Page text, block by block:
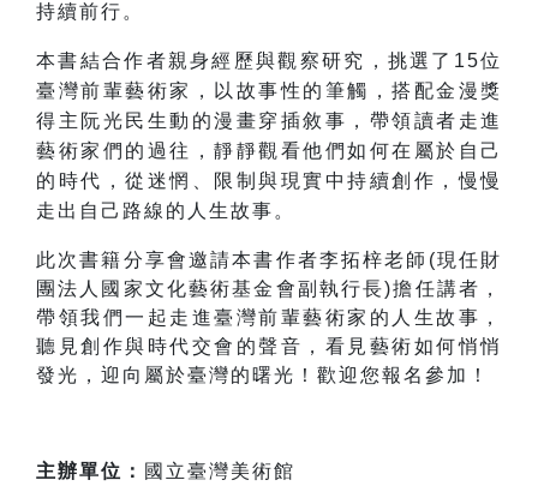
持續前行。
本書結合作者親身經歷與觀察研究，挑選了15位
臺灣前輩藝術家，以故事性的筆觸，搭配金漫獎
得主阮光民生動的漫畫穿插敘事，帶領讀者走進
藝術家們的過往，靜靜觀看他們如何在屬於自己
的時代，從迷惘、限制與現實中持續創作，慢慢
走出自己路線的人生故事。
此次書籍分享會邀請本書作者李拓梓老師(現任財
團法人國家文化藝術基金會副執行長)擔任講者，
帶領我們一起走進臺灣前輩藝術家的人生故事，
聽見創作與時代交會的聲音，看見藝術如何悄悄
發光，迎向屬於臺灣的曙光！歡迎您報名參加！
主辦單位： 國立臺灣美術館